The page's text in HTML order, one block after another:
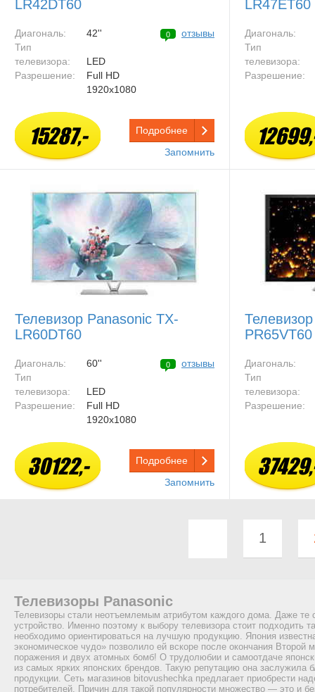
LR42DT60
Диагональ:
42''
Тип
телевизора:
LED
Разрешение:
Full HD
1920x1080
0 отзывы
15287,-
Подробнее
Запомнить
LR47ET60
Диагональ:
Тип
телевизора:
Разрешение:
Телевизор Panasonic TX-
LR60DT60
Диагональ:
60''
Тип
телевизора:
LED
Разрешение:
Full HD
1920x1080
0 отзывы
30122,-
Подробнее
Запомнить
PR65VT60
Диагональ:
Тип
телевизора:
Разрешение:
1
Телевизоры Panasonic
Телевизоры стали неотъемлемым атрибутом каждого дома. Даже те
устройство. Именно поэтому к выбору телевизора стоит подходить
необходимо ориентироваться на лучшую продукцию. Япония
экономическое чудо» позволило ей вскоре после окончания
поражения и двух атомных бомб! О трудолюбии и самоотдаче
из самых ярких японских брендов. Такую репутацию она заслужила
продукции. Сеть магазинов bitovushechka предлагает приобрести
потребителей. Причин для такой популярности множество — это и